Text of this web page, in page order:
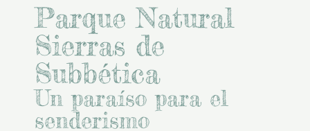
Parque Natural
Sierras de
Subbética
Un paraíso para el
senderismo